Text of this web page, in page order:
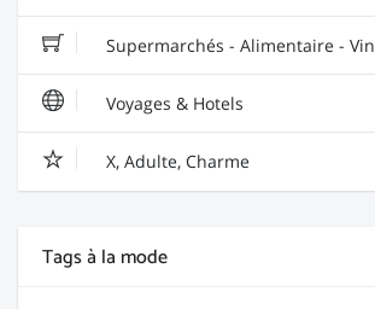
Supermarchés - Alimentaire - Vin
Voyages & Hotels
X, Adulte, Charme
Tags à la mode